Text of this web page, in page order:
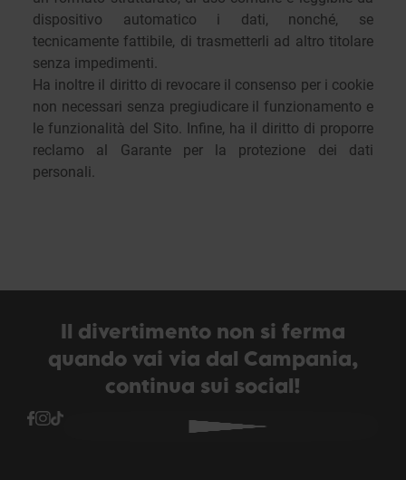
dispositivo automatico i dati, nonché, se
tecnicamente fattibile, di trasmetterli ad altro titolare
senza impedimenti.
Ha inoltre il diritto di revocare il consenso per i cookie
non necessari senza pregiudicare il funzionamento e
le funzionalità del Sito. Infine, ha il diritto di proporre
reclamo al Garante per la protezione dei dati
personali.
Il divertimento non si ferma
quando vai via dal Campania,
continua sui social!